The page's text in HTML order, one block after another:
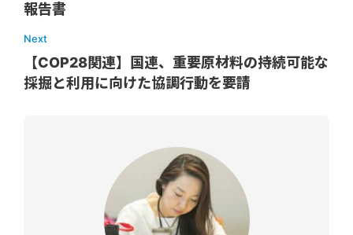
報告書
Next
【COP28関連】国連、重要原材料の持続可能な
採掘と利用に向けた協調行動を要請